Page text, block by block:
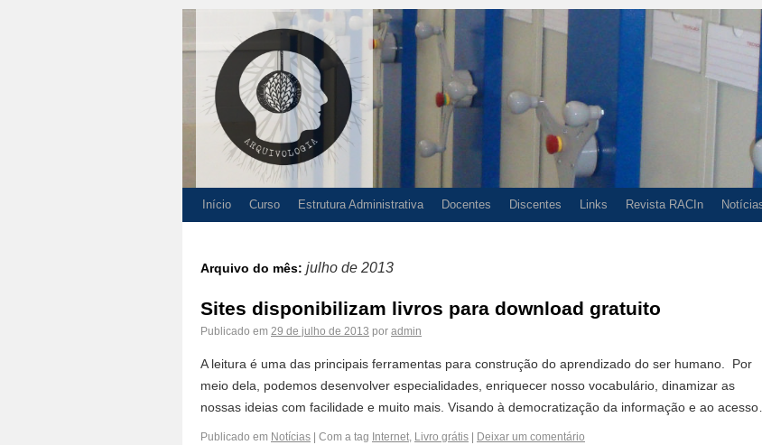
Início Curso Estrutura Administrativa Docentes Discentes Links Revista RACIn
Arquivo do mês: julho de 2013
Sites disponibilizam livros para download gratuito
Publicado em 29 de julho de 2013 por admin
A leitura é uma das principais ferramentas para construção do aprendizado do ser humano. Por
meio dela, podemos desenvolver especialidades, enriquecer nosso vocabulário, dinamizar as
nossas ideias com facilidade e muito mais. Visando à democratização da informação e ao
Publicado em Notícias Com a tag Internet, Livro grátis Deixar um comentário